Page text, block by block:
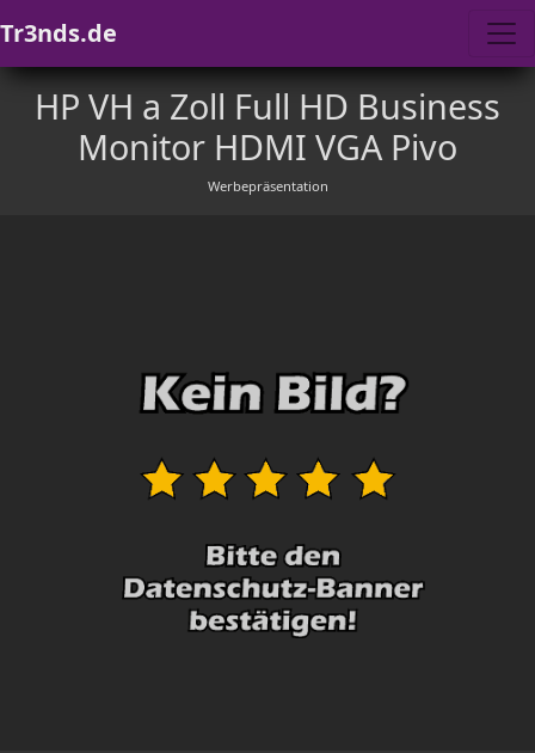
Tr3nds.de
HP VH a Zoll Full HD Business
Monitor HDMI VGA Pivo
Werbepräsentation